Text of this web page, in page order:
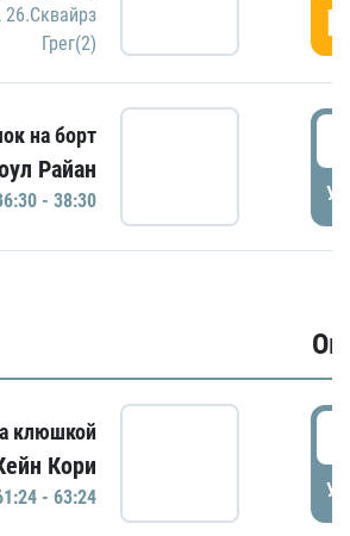
, 26.Сквайрз
Грег(2)
на борт
Райан
- 38:30
клюшкой
Кори
- 63:24